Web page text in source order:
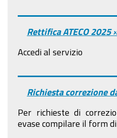
Rettifica ATECO 2025
Accedi al servizio
Richiesta correzione
Per richieste di
evase compilare il form